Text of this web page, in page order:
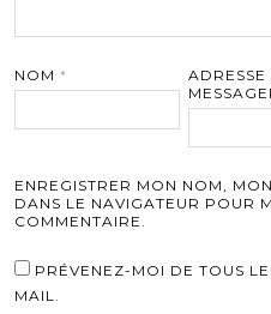
NOM *
ADRESSE
ENREGISTRER MON NOM,
DANS LE NAVIGATEUR POUR
COMMENTAIRE.
PRÉVENEZ-MOI DE TOUS
MAIL.